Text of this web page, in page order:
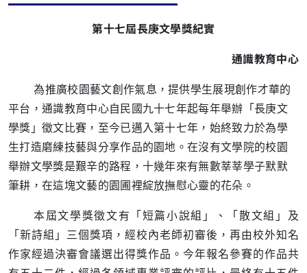
第十七屆長庚文學獎紀實
通識教育中心
為推廣校園藝文創作氣息，提供學生展現創作才華的
平台，通識教育中心自民國九十七年起每年舉辦「長庚文
學獎」徵文比賽，至今已邁入第十七年，始終致力於為學
生打造磨練技藝與分享作品的園地。在沒有文學院的校園
舉辦文學獎是艱辛的路程，十幾年來有無數莘莘學子默默
筆耕，在這塊文藝的園圃裡綻放撫慰心靈的花朵。
本屆文學獎徵文有「短篇小說組」、「散文組」及
「新詩組」三個獎項，經校內老師初審後，再由校外知名
作家經過決審會議選出得獎作品。今年報名參賽的作品共